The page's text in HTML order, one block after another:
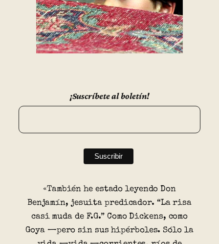
¡Suscríbete al boletín!
«También he estado leyendo Don
Benjamín, jesuita predicador. “La risa
casi muda de F.G.” Como Dickens, como
Goya —pero sin sus hipérboles. Sólo la